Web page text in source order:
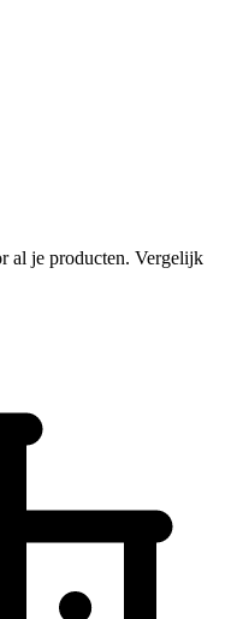
al je producten. Vergelijk